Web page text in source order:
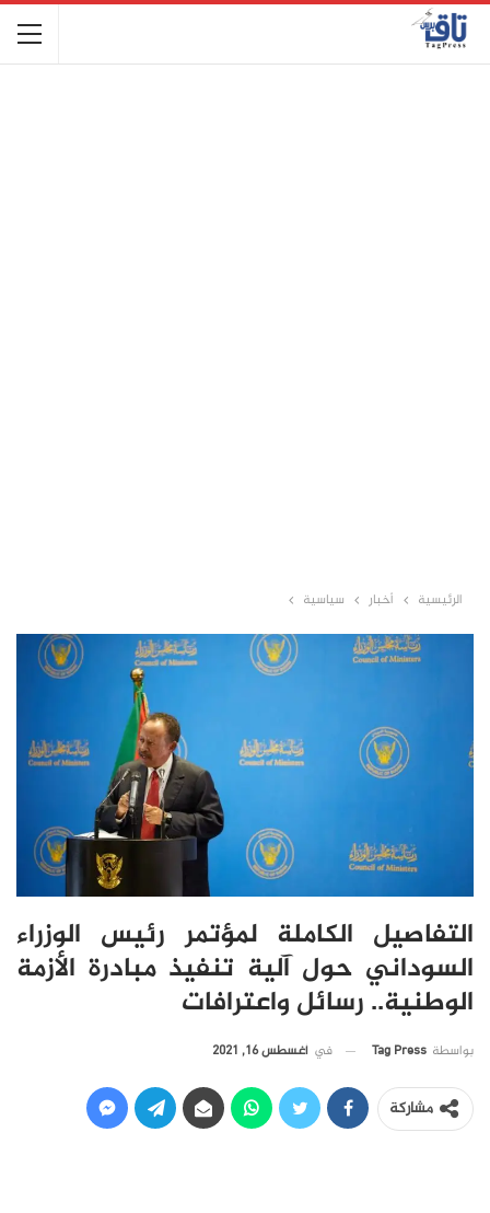
الرئيسية أخبار سياسية
التفاصيل الكاملة لمؤتمر رئيس الوزراء
السوداني حول آلية تنفيذ مبادرة الأزمة
الوطنية.. رسائل واعترافات
بواسطة Tag Press في أغسطس 16, 2021
مشاركة